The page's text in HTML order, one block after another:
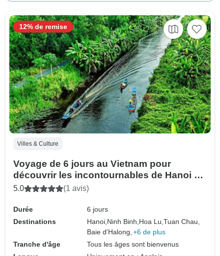
Villes & Culture
Voyage de 6 jours au Vietnam pour
découvrir les incontournables de Hanoi à
Ho Chi Minh
5.0 (1 avis)
Durée
6 jours
Destinations
Hanoi, Ninh Binh, Hoa Lu,Tuan Chau,
Baie d'Halong, +6 de plus
Tranche d'âge
Tous les âges sont bienvenus
12% de remise